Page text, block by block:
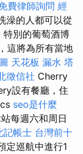
費律師詢問 經
澡的人都可以從
特別的葡萄酒博
這將為所有當地
天花板 漏水 塔
徵信社 Cherry
設有餐廳，住
seo是什麼
每週六和周日
記帳士 台灣前十
定巡航中進行1